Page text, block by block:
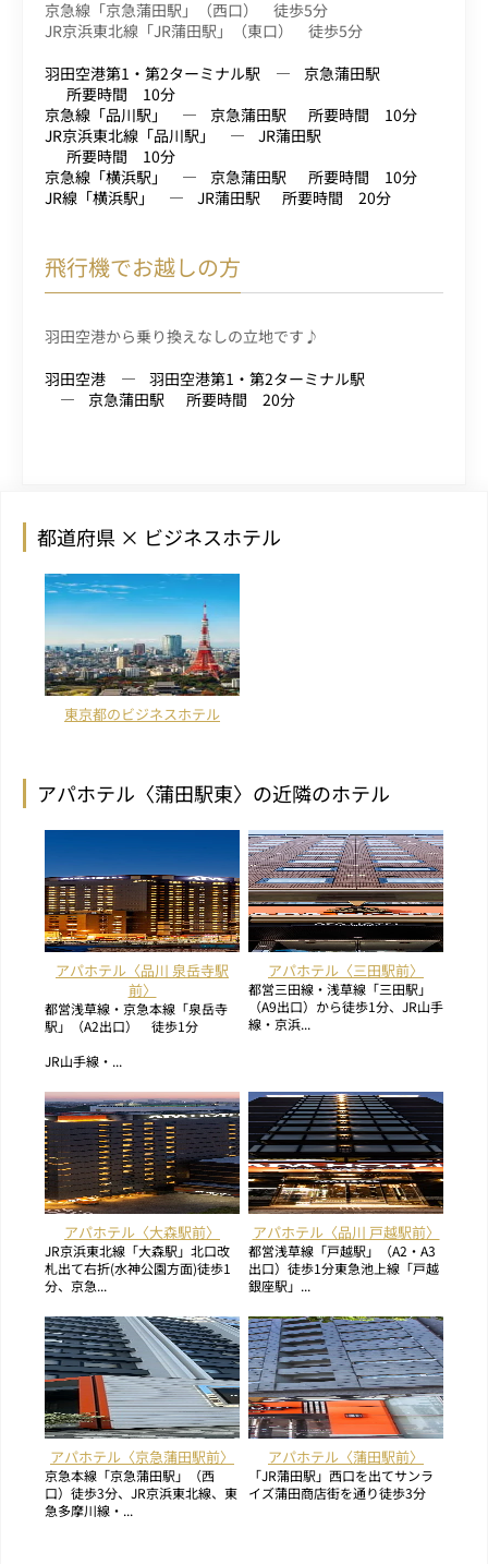
京急線「京急蒲田駅」（西口） 徒歩5分
JR京浜東北線「JR蒲田駅」（東口） 徒歩5分
羽田空港第1・第2ターミナル駅
京急蒲田駅
所要時間 10分
京急線「品川駅」
京急蒲田駅
所要時間 10分
JR京浜東北線「品川駅」
JR蒲田駅
所要時間 10分
京急線「横浜駅」
京急蒲田駅
所要時間 10分
JR線「横浜駅」
JR蒲田駅 所要時間 20分
飛行機でお越しの方
羽田空港から乗り換えなしの立地です♪
羽田空港
羽田空港第1・第2ターミナル駅
京急蒲田駅
所要時間 20分
都道府県 × ビジネスホテル
東京都のビジネスホテル
アパホテル〈蒲田駅東〉の近隣のホテル
アパホテル〈品川 泉岳寺駅
前〉
都営浅草線・京急本線「泉岳寺
駅」（A2出口） 徒歩1分
JR山手線・...
アパホテル〈三田駅前〉
都営三田線・浅草線「三田駅」
（A9出口）から徒歩1分、JR山手
線・京浜...
アパホテル〈大森駅前〉
JR京浜東北線「大森駅」北口改
札出て右折(水神公園方面)徒歩1
分、京急...
アパホテル〈品川 戸越駅前〉
都営浅草線「戸越駅」（A2・A3
出口）徒歩1分東急池上線「戸越
銀座駅」...
アパホテル〈京急蒲田駅前〉
京急本線「京急蒲田駅」（西
口）徒歩3分、JR京浜東北線、東
急多摩川線・...
アパホテル〈蒲田駅前〉
「JR蒲田駅」西口を出てサンラ
イズ蒲田商店街を通り徒歩3分